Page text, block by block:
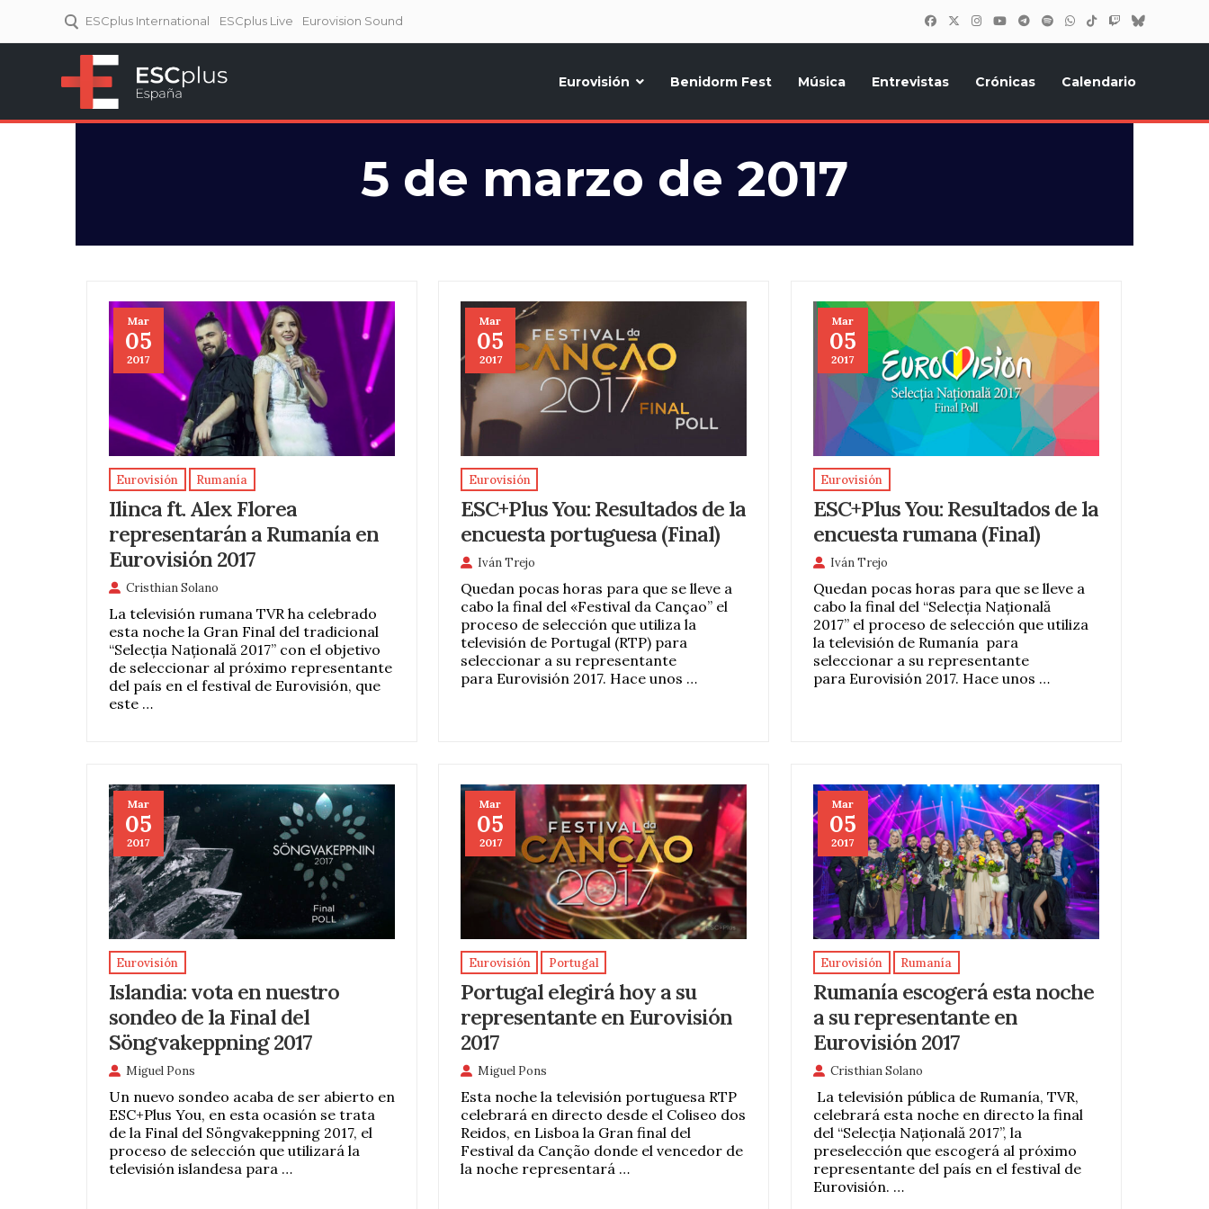
ESCplus International ESCplus Live Eurovision Sound
Eurovisión Benidorm Fest Música Entrevistas Crónicas Calendario
5 de marzo de 2017
Mar
05
2017
Eurovisión Rumanía
Ilinca ft. Alex Florea
representarán a Rumanía en
Eurovisión 2017
Cristhian Solano
La televisión rumana TVR ha celebrado
esta noche la Gran Final del tradicional
“Selecția Națională 2017” con el objetivo
de seleccionar al próximo representante
del país en el festival de Eurovisión, que
este …
Mar
05
2017
Eurovisión
ESC+Plus You: Resultados de la
encuesta portuguesa (Final)
Iván Trejo
Quedan pocas horas para que se lleve a
cabo la final del «Festival da Cançao” el
proceso de selección que utiliza la
televisión de Portugal (RTP) para
seleccionar a su representante
para Eurovisión 2017. Hace unos …
Mar
05
2017
Eurovisión
ESC+Plus You: Resultados de la
encuesta rumana (Final)
Iván Trejo
Quedan pocas horas para que se lleve a
cabo la final del “Selecția Națională
2017” el proceso de selección que utiliza
la televisión de Rumanía para
seleccionar a su representante
para Eurovisión 2017. Hace unos …
Mar
05
2017
Eurovisión
Islandia: vota en nuestro
sondeo de la Final del
Söngvakeppning 2017
Miguel Pons
Un nuevo sondeo acaba de ser abierto en
ESC+Plus You, en esta ocasión se trata
de la Final del Söngvakeppning 2017, el
proceso de selección que utilizará la
televisión islandesa para …
Mar
05
2017
Eurovisión Portugal
Portugal elegirá hoy a su
representante en Eurovisión
2017
Miguel Pons
Esta noche la televisión portuguesa RTP
celebrará en directo desde el Coliseo dos
Reidos, en Lisboa la Gran final del
Festival da Canção donde el vencedor de
la noche representará …
Mar
05
2017
Eurovisión Rumanía
Rumanía escogerá esta noche
a su representante en
Eurovisión 2017
Cristhian Solano
La televisión pública de Rumanía, TVR,
celebrará esta noche en directo la final
del “Selecția Națională 2017”, la
preselección que escogerá al próximo
representante del país en el festival de
Eurovisión. …